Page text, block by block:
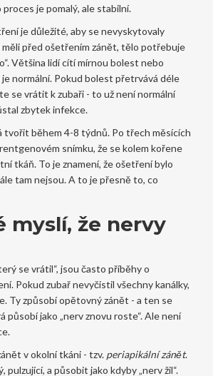
je pomalý, ale stabilní.
je důležité, aby se nevyskytovaly
před ošetřením zánět, tělo potřebuje
Většina lidí cítí mírnou bolest nebo
normální. Pokud bolest přetrvává déle
se vrátit k zubaři - to už není normální
zbytek infekce.
tvořit během 4-8 týdnů. Po třech měsících
snímku, že se kolem kořene
tkáň. To je znamení, že ošetření bylo
tam nejsou. A to je přesně to, co
myslí, že nervy
se vrátil“, jsou často příběhy o
Pokud zubař nevyčistil všechny kanálky,
Ty způsobí opětovný zánět - a ten se
působí jako „nerv znovu roste“. Ale není
v okolní tkáni - tzv. periapikální zánět.
pulzující, a působit jako kdyby „nerv žil“.